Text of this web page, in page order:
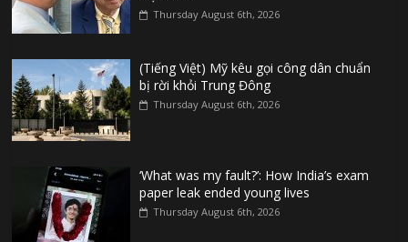
Thursday August 6th, 2026
(Tiếng Việt) Mỹ kêu gọi công dân chuẩn
bị rời khỏi Trung Đông
Thursday August 6th, 2026
‘What was my fault?’: How India’s exam
paper leak ended young lives
Thursday August 6th, 2026